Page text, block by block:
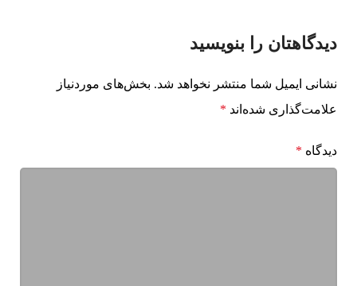
دیدگاهتان را بنویسید
نشانی ایمیل شما منتشر نخواهد شد. بخش‌های موردنیاز
علامت‌گذاری شده‌اند *
دیدگاه *